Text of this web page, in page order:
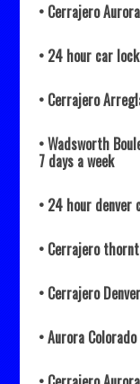
• Cerrajero
• 24 hour car
• Cerrajero
• Wadsworth
7 days a week
• 24 hour
• Cerrajero
• Cerrajero Denver
• Aurora